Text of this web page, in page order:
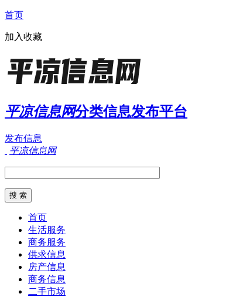
首页
加入收藏
平凉信息网分类信息发布平台
发布信息
平凉信息网
首页
生活服务
商务服务
供求信息
房产信息
商务信息
二手市场